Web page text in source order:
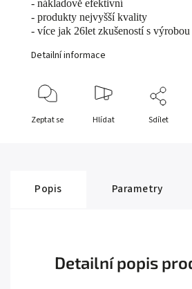
- nákladově efektivní
- produkty nejvyšší kvality
- více jak 26let zkušeností s výrobou
Detailní informace
Zeptat se Hlídat Sdílet
Popis Parametry
Detailní popis